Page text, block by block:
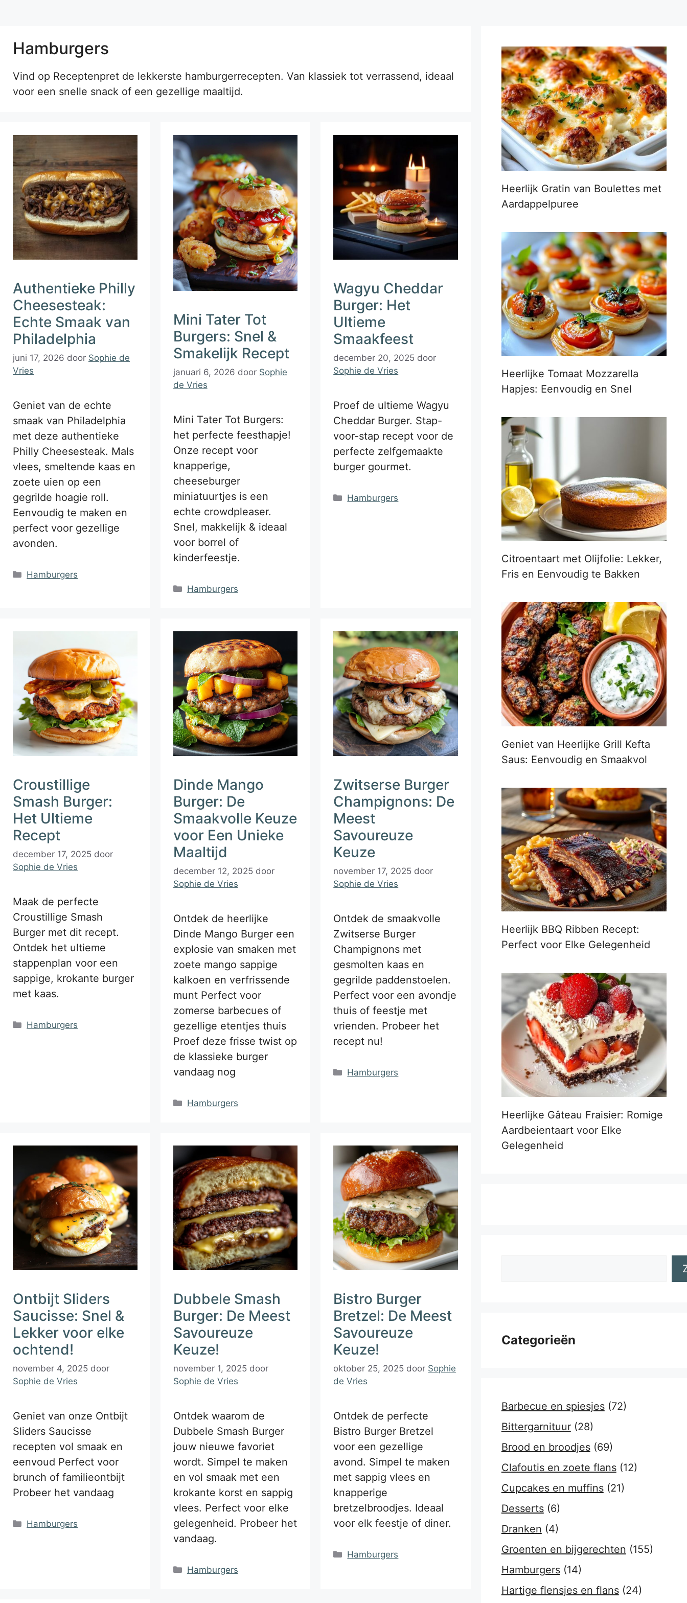
Hamburgers
Vind op Receptenpret de lekkerste hamburgerrecepten. Van klassiek tot verrassend, ideaal
voor een snelle snack of een gezellige maaltijd.
Authentieke Philly
Cheesesteak:
Echte Smaak van
Philadelphia
juni 17, 2026 door Sophie de
Vries
Geniet van de echte
smaak van Philadelphia
met deze authentieke
Philly Cheesesteak. Mals
vlees, smeltende kaas en
zoete uien op een
gegrilde hoagie roll.
Eenvoudig te maken en
perfect voor gezellige
avonden.
Categorieën
Hamburgers
Mini Tater Tot
Burgers: Snel &
Smakelijk Recept
januari 6, 2026 door Sophie
de Vries
Mini Tater Tot Burgers:
het perfecte feesthapje!
Onze recept voor
knapperige,
cheeseburger
miniatuurtjes is een
echte crowdpleaser.
Snel, makkelijk & ideaal
voor borrel of
kinderfeestje.
Categorieën
Hamburgers
Wagyu Cheddar
Burger: Het
Ultieme
Smaakfeest
december 20, 2025 door
Sophie de Vries
Proef de ultieme Wagyu
Cheddar Burger. Stap-
voor-stap recept voor de
perfecte zelfgemaakte
burger gourmet.
Categorieën
Hamburgers
Croustillige
Smash Burger:
Het Ultieme
Recept
december 17, 2025 door
Sophie de Vries
Maak de perfecte
Croustillige Smash
Burger met dit recept.
Ontdek het ultieme
stappenplan voor een
sappige, krokante burger
met kaas.
Categorieën
Hamburgers
Dinde Mango
Burger: De
Smaakvolle Keuze
voor Een Unieke
Maaltijd
december 12, 2025 door
Sophie de Vries
Ontdek de heerlijke
Dinde Mango Burger een
explosie van smaken met
zoete mango sappige
kalkoen en verfrissende
munt Perfect voor
zomerse barbecues of
gezellige etentjes thuis
Proef deze frisse twist op
de klassieke burger
vandaag nog
Categorieën
Hamburgers
Zwitserse Burger
Champignons: De
Meest
Savoureuze
Keuze
november 17, 2025 door
Sophie de Vries
Ontdek de smaakvolle
Zwitserse Burger
Champignons met
gesmolten kaas en
gegrilde paddenstoelen.
Perfect voor een avondje
thuis of feestje met
vrienden. Probeer het
recept nu!
Categorieën
Hamburgers
Ontbijt Sliders
Saucisse: Snel &
Lekker voor elke
ochtend!
november 4, 2025 door
Sophie de Vries
Geniet van onze Ontbijt
Sliders Saucisse
recepten vol smaak en
eenvoud Perfect voor
brunch of familieontbijt
Probeer het vandaag
Categorieën
Hamburgers
Dubbele Smash
Burger: De Meest
Savoureuze
Keuze!
november 1, 2025 door
Sophie de Vries
Ontdek waarom de
Dubbele Smash Burger
jouw nieuwe favoriet
wordt. Simpel te maken
en vol smaak met een
krokante korst en sappig
vlees. Perfect voor elke
gelegenheid. Probeer het
vandaag.
Categorieën
Hamburgers
Bistro Burger
Bretzel: De Meest
Savoureuze
Keuze!
oktober 25, 2025 door Sophie
de Vries
Ontdek de perfecte
Bistro Burger Bretzel
voor een gezellige
avond. Simpel te maken
met sappig vlees en
knapperige
bretzelbroodjes. Ideaal
voor elk feestje of diner.
Categorieën
Hamburgers
Heerlijk Gratin van Boulettes met
Aardappelpuree
Heerlijke Tomaat Mozzarella
Hapjes: Eenvoudig en Snel
Citroentaart met Olijfolie: Lekker,
Fris en Eenvoudig te Bakken
Geniet van Heerlijke Grill Kefta
Saus: Eenvoudig en Smaakvol
Heerlijk BBQ Ribben Recept:
Perfect voor Elke Gelegenheid
Heerlijke Gâteau Fraisier: Romige
Aardbeientaart voor Elke
Gelegenheid
Categorieën
Barbecue en spiesjes(72)
Bittergarnituur(28)
Brood en broodjes(69)
Clafoutis en zoete flans(12)
Cupcakes en muffins(21)
Desserts(6)
Dranken (4)
Groenten en bijgerechten (155)
Hamburgers(14)
Hartige flensjes en flans(24)